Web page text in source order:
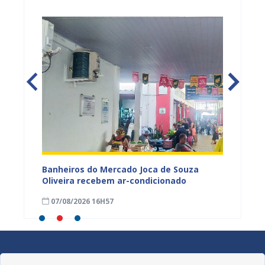
Banheiros do Mercado Joca de Souza
Oliveira recebem ar-condicionado
07/08/2026 16H57